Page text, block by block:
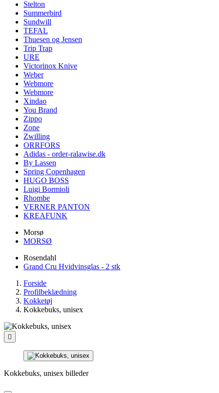
Stelton
Summerbird
Sundwill
TEFAL
Thuesen og Jensen
Trip Trap
URE
Victorinox Knive
Weber
Webmore
Webmore
Xindao
You Brand
Zippo
Zone
Zwilling
ORRFORS
Adidas - order-ralawise.dk
By Lassen
Spring Copenhagen
HUGO BOSS
Luigi Bormioli
Rhombe
VERNER PANTON
KREAFUNK
Morsø
MORSØ
Rosendahl
Grand Cru Hvidvinsglas - 2 stk
Forside
Profilbeklædning
Kokketøj
Kokkebuks, unisex

Kokkebuks, unisex billeder